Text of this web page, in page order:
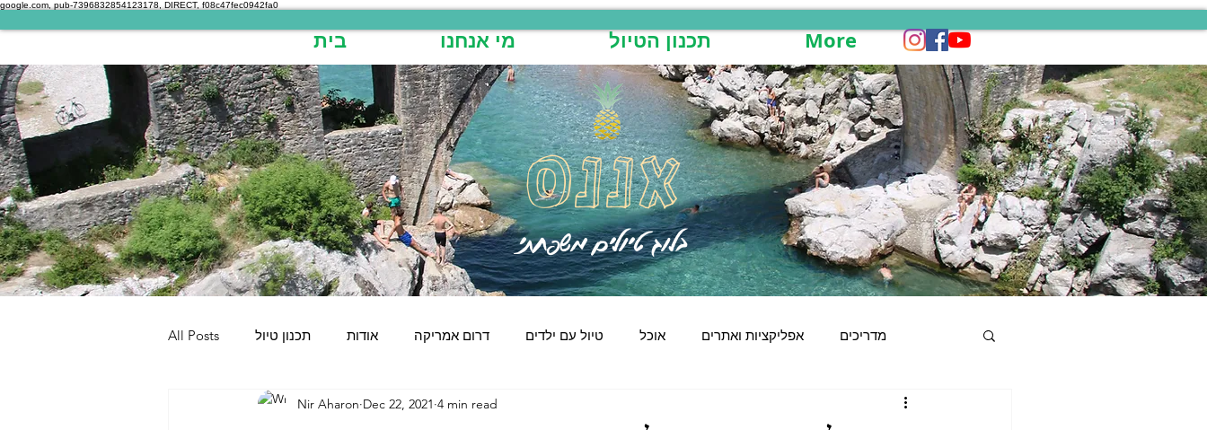
google.com, pub-7396832854123178, DIRECT, f08c47fec0942fa0
בית מי אנחנו תכנון הטיול More
All Posts תכנון טיול אודות דרום אמריקה טיול עם ילדים אוכל אפליקציות ואתרים מדריכים
סיפור דרך הרפובליקה הדומניקנית יעדים Nir Aharon Dec 22, 2021 4 min read
אננס
בלוג טיולים משפחתי